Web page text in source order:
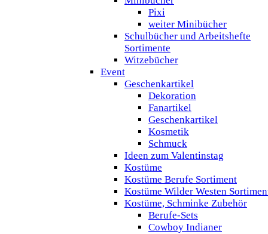
Pixi
weiter Minibücher
Schulbücher und Arbeitshefte
Sortimente
Witzebücher
Event
Geschenkartikel
Dekoration
Fanartikel
Geschenkartikel
Kosmetik
Schmuck
Ideen zum Valentinstag
Kostüme
Kostüme Berufe Sortiment
Kostüme Wilder Westen
Kostüme, Schminke Zubehör
Berufe-Sets
Cowboy Indianer